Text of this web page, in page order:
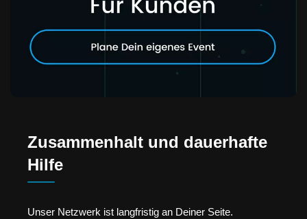
Zusammenhalt und dauerhafte
Hilfe
Unser Netzwerk ist langfristig an Deiner Seite.